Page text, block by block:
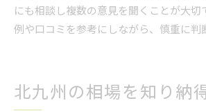
にも相談し複数の意見を聞くことが大切
例や口コミを参考にしながら、慎重に判
北九州の相場を知り納